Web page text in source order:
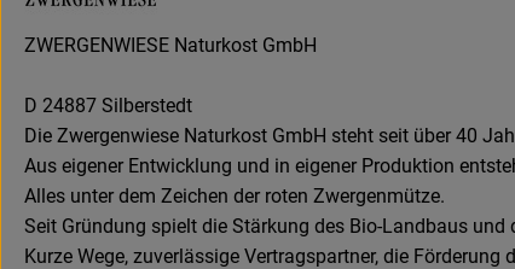
ZWERGENWIESE Naturkost GmbH
D 24887 Silberstedt
Die Zwergenwiese Naturkost GmbH steht seit über 40
Aus eigener Entwicklung und in eigener Produktion
Alles unter dem Zeichen der roten Zwergenmütze.
Seit Gründung spielt die Stärkung des Bio-Landbaus
Kurze Wege, zuverlässige Vertragspartner, die